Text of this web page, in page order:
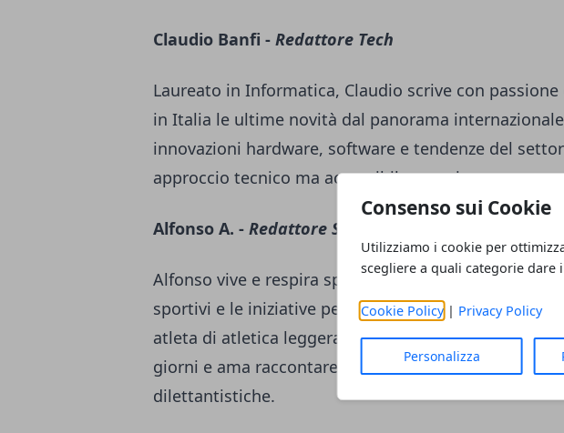
Consenso sui Cookie
Utilizziamo i cookie per
scegliere a quali categorie dare
Cookie Policy| Privacy Policy
Personalizza
Claudio Banfi - Redattore Tech
Laureato in Informatica, Claudio scrive con
in Italia le ultime novità dal panorama
innovazioni hardware, software e tendenze del
approccio tecnico ma accessibile a tutti.
Alfonso A. - Redattore Sport e Tempo Libero
Alfonso vive e respira sport da sempre. Segue le
sportivi e le iniziative per il tempo libero con
atleta di atletica leggera, conosce l'importanza
giorni e ama raccontare le storie degli sportivi
dilettantistiche.